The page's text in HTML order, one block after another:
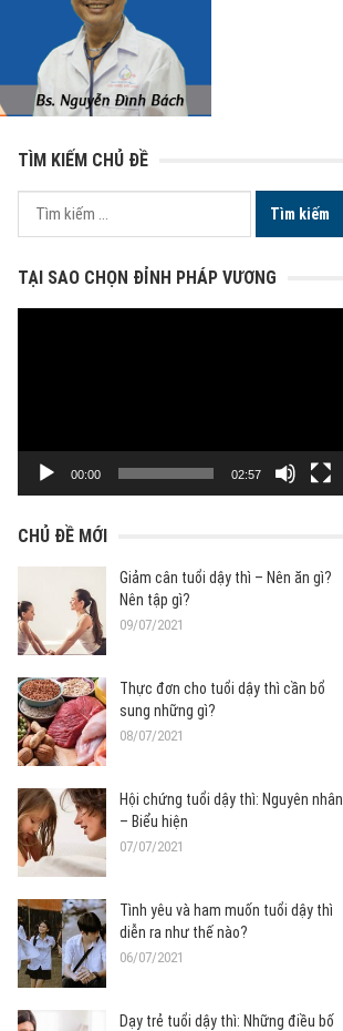
TÌM KIẾM CHỦ ĐỀ
Tìm
kiếm
TẠI SAO CHỌN ĐỈNH PHÁP VƯƠNG
00:00 02:57
CHỦ ĐỀ MỚI
Giảm cân tuổi dậy thì – Nên ăn gì?
Nên tập gì?
09/07/2021
Thực đơn cho tuổi dậy thì cần bổ
sung những gì?
08/07/2021
Hội chứng tuổi dậy thì: Nguyên nhân
– Biểu hiện
07/07/2021
Tình yêu và ham muốn tuổi dậy thì
diễn ra như thế nào?
06/07/2021
Dạy trẻ tuổi dậy thì: Những điều bố